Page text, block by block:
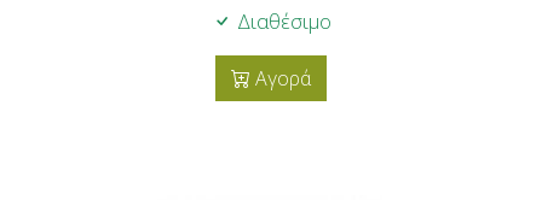
Διαθέσιμο
Αγορά